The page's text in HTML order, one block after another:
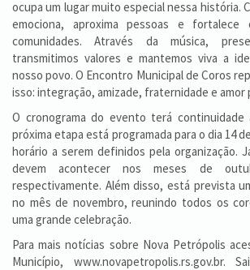
ocupa um lugar muito especial nessa história.
emociona, aproxima pessoas e
comunidades. Através da música,
transmitimos valores e mantemos viva a
nosso povo. O Encontro Municipal de Coros
isso: integração, amizade, fraternidade e amor
O cronograma do evento terá
próxima etapa está programada para o dia 14
horário a serem definidos pela organização.
devem acontecer nos meses de
respectivamente. Além disso, está prevista
no mês de novembro, reunindo todos os
uma grande celebração.
Para mais notícias sobre Nova Petrópolis
Município, www.novapetropolis.rs.gov.br.